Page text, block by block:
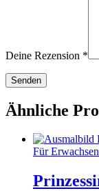
Deine Rezension *
Ähnliche
Für